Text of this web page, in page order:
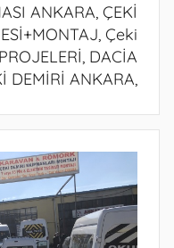
ANKARA, ÇEKİ
Çeki
DACİA
DEMİRİ ANKARA,